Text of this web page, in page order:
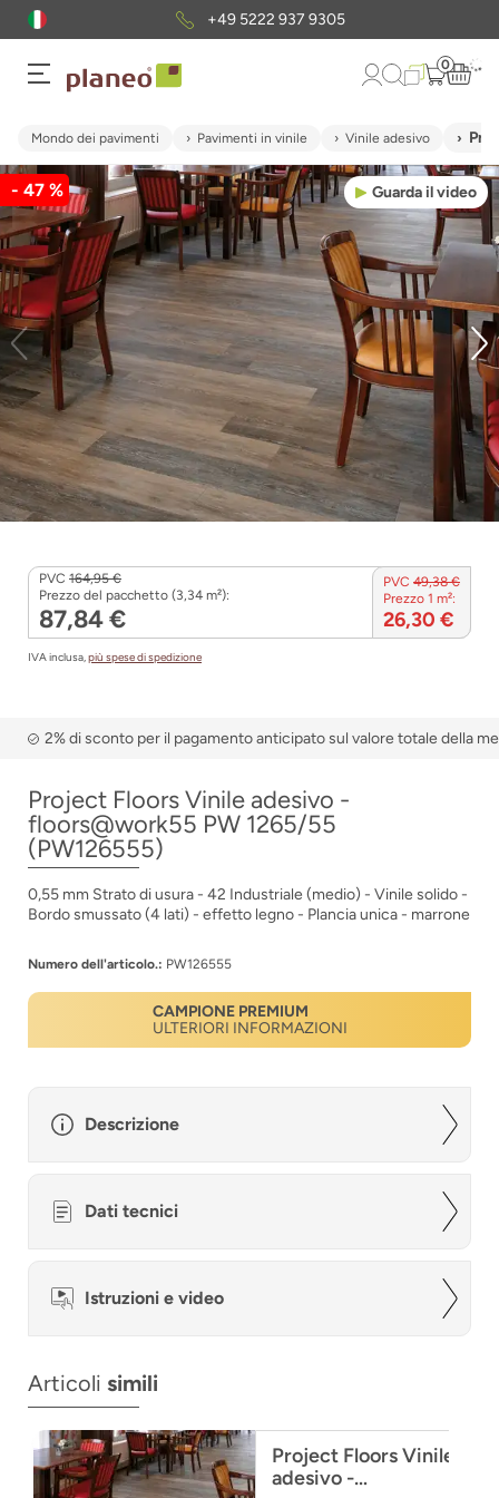
+49 5222 937 9305
0
Mondo dei pavimenti Pavimenti in vinile Vinile adesivo
Guarda il video
- 47 %
PVC 164,95 €
Prezzo del pacchetto (3,34 m²):
87,84 €
PVC 49,38 €
Prezzo 1 m²:
26,30 €
IVA inclusa,più spese di spedizione
2% di sconto per il pagamento anticipato sul valore totale della
Project Floors Vinile adesivo -
floors@work55 PW 1265/55
(PW126555)
0,55 mm Strato di usura - 42 Industriale (medio) - Vinile solido -
Bordo smussato (4 lati) - effetto legno - Plancia unica - marrone
Numero dell'articolo.: PW126555
CAMPIONE PREMIUM
ULTERIORI INFORMAZIONI
Descrizione
Dati tecnici
Istruzioni e video
Articoli simili
Project Floors Vinile
adesivo -